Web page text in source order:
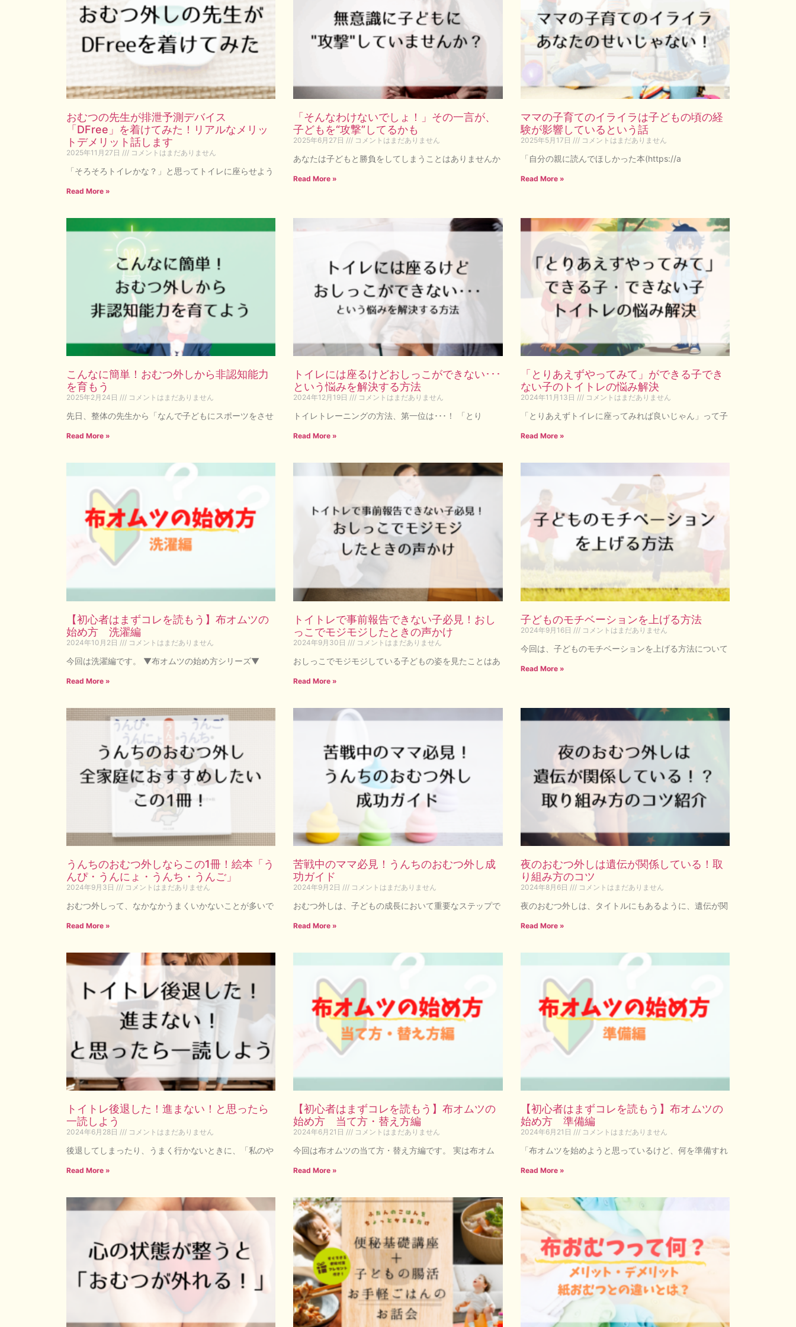
おむつの先生が排泄予測デバイス
「DFree」を着けてみた！リアルなメリッ
トデメリット話します
2025年11月27日 コメントはまだありません
「そろそろトイレかな？」と思ってトイレに座らせよう
Read More »
「そんなわけないでしょ！」その一言が、
子どもを“攻撃”してるかも
2025年6月27日 コメントはまだありません
あなたは子どもと勝負をしてしまうことはありませんか
Read More »
ママの子育てのイライラは子どもの頃の経
験が影響しているという話
2025年5月17日 コメントはまだありません
「自分の親に読んでほしかった本(https://a
Read More »
こんなに簡単！おむつ外しから非認知能力
を育もう
2025年2月24日 コメントはまだありません
先日、整体の先生から「なんで子どもにスポーツをさせ
Read More »
トイレには座るけどおしっこができない･･･
という悩みを解決する方法
2024年12月19日 コメントはまだありません
トイレトレーニングの方法、第一位は･･･！ 「とり
Read More »
「とりあえずやってみて」ができる子でき
ない子のトイトレの悩み解決
2024年11月13日 コメントはまだありません
「とりあえずトイレに座ってみれば良いじゃん」って子
Read More »
【初心者はまずコレを読もう】布オムツの
始め方 洗濯編
2024年10月2日 コメントはまだありません
今回は洗濯編です。 ▼布オムツの始め方シリーズ▼
Read More »
トイトレで事前報告できない子必見！おし
っこでモジモジしたときの声かけ
2024年9月30日 コメントはまだありません
おしっこでモジモジしている子どもの姿を見たことはあ
Read More »
子どものモチベーションを上げる方法
2024年9月16日 コメントはまだありません
今回は、子どものモチベーションを上げる方法について
Read More »
うんちのおむつ外しならこの1冊！絵本「う
んぴ・うんにょ・うんち・うんご」
2024年9月3日 コメントはまだありません
おむつ外しって、なかなかうまくいかないことが多いで
Read More »
苦戦中のママ必見！うんちのおむつ外し成
功ガイド
2024年9月2日 コメントはまだありません
おむつ外しは、子どもの成長において重要なステップで
Read More »
夜のおむつ外しは遺伝が関係している！取
り組み方のコツ
2024年8月6日 コメントはまだありません
夜のおむつ外しは、タイトルにもあるように、遺伝が関
Read More »
トイトレ後退した！進まない！と思ったら
一読しよう
2024年6月28日 コメントはまだありません
後退してしまったり、うまく行かないときに、「私のや
Read More »
【初心者はまずコレを読もう】布オムツの
始め方 当て方・替え方編
2024年6月21日 コメントはまだありません
今回は布オムツの当て方・替え方編です。 実は布オム
Read More »
【初心者はまずコレを読もう】布オムツの
始め方 準備編
2024年6月21日 コメントはまだありません
「布オムツを始めようと思っているけど、何を準備すれ
Read More »